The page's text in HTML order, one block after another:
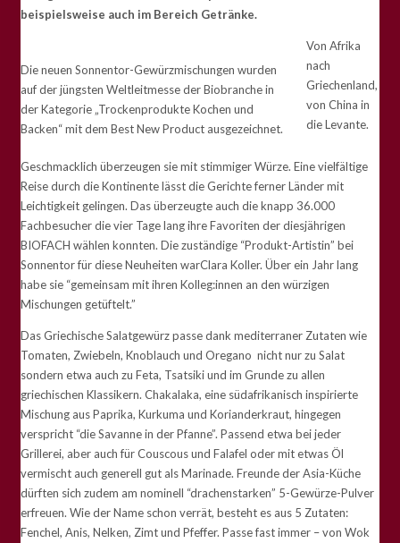
beispielsweise auch im Bereich Getränke.
Die neuen Sonnentor-Gewürzmischungen wurden
auf der jüngsten Weltleitmesse der Biobranche in
der Kategorie „Trockenprodukte Kochen und
Backen“ mit dem Best New Product ausgezeichnet.
Von Afrika
nach
Griechenland,
von China in
die Levante.
Geschmacklich überzeugen sie mit stimmiger Würze. Eine vielfältige
Reise durch die Kontinente lässt die Gerichte ferner Länder mit
Leichtigkeit gelingen. Das überzeugte auch die knapp 36.000
Fachbesucher die vier Tage lang ihre Favoriten der diesjährigen
BIOFACH wählen konnten. Die zuständige “Produkt-Artistin” bei
Sonnentor für diese Neuheiten warClara Koller. Über ein Jahr lang
habe sie “gemeinsam mit ihren Kolleg:innen an den würzigen
Mischungen getüftelt.”
Das Griechische Salatgewürz passe dank mediterraner Zutaten wie
Tomaten, Zwiebeln, Knoblauch und Oregano nicht nur zu Salat
sondern etwa auch zu Feta, Tsatsiki und im Grunde zu allen
griechischen Klassikern. Chakalaka, eine südafrikanisch inspirierte
Mischung aus Paprika, Kurkuma und Korianderkraut, hingegen
verspricht “die Savanne in der Pfanne”. Passend etwa bei jeder
Grillerei, aber auch für Couscous und Falafel oder mit etwas Öl
vermischt auch generell gut als Marinade. Freunde der Asia-Küche
dürften sich zudem am nominell “drachenstarken” 5-Gewürze-Pulver
erfreuen. Wie der Name schon verrät, besteht es aus 5 Zutaten:
Fenchel, Anis, Nelken, Zimt und Pfeffer. Passe fast immer – von Wok